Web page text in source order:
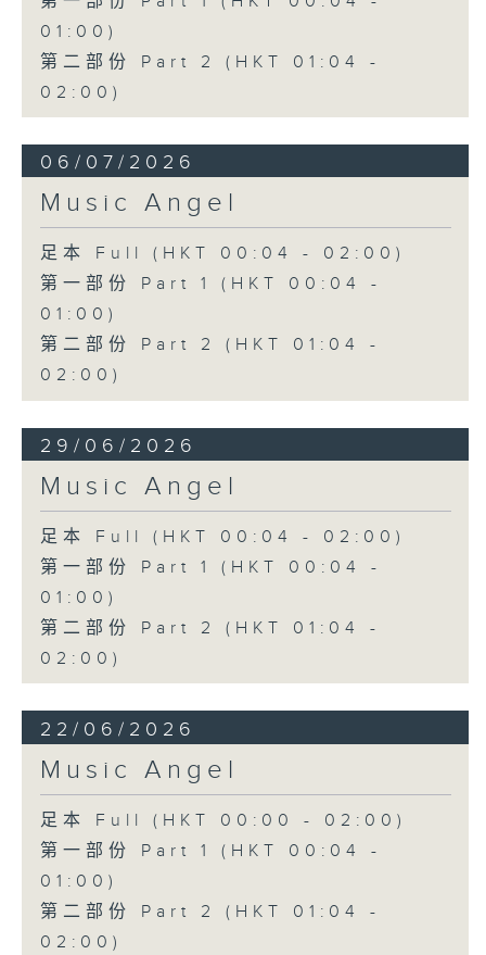
01:00)
第二部份 Part 2 (HKT 01:04 -
02:00)
06/07/2026
Music Angel
足本 Full (HKT 00:04 - 02:00)
第一部份 Part 1 (HKT 00:04 -
01:00)
第二部份 Part 2 (HKT 01:04 -
02:00)
29/06/2026
Music Angel
足本 Full (HKT 00:04 - 02:00)
第一部份 Part 1 (HKT 00:04 -
01:00)
第二部份 Part 2 (HKT 01:04 -
02:00)
22/06/2026
Music Angel
足本 Full (HKT 00:00 - 02:00)
第一部份 Part 1 (HKT 00:04 -
01:00)
第二部份 Part 2 (HKT 01:04 -
02:00)